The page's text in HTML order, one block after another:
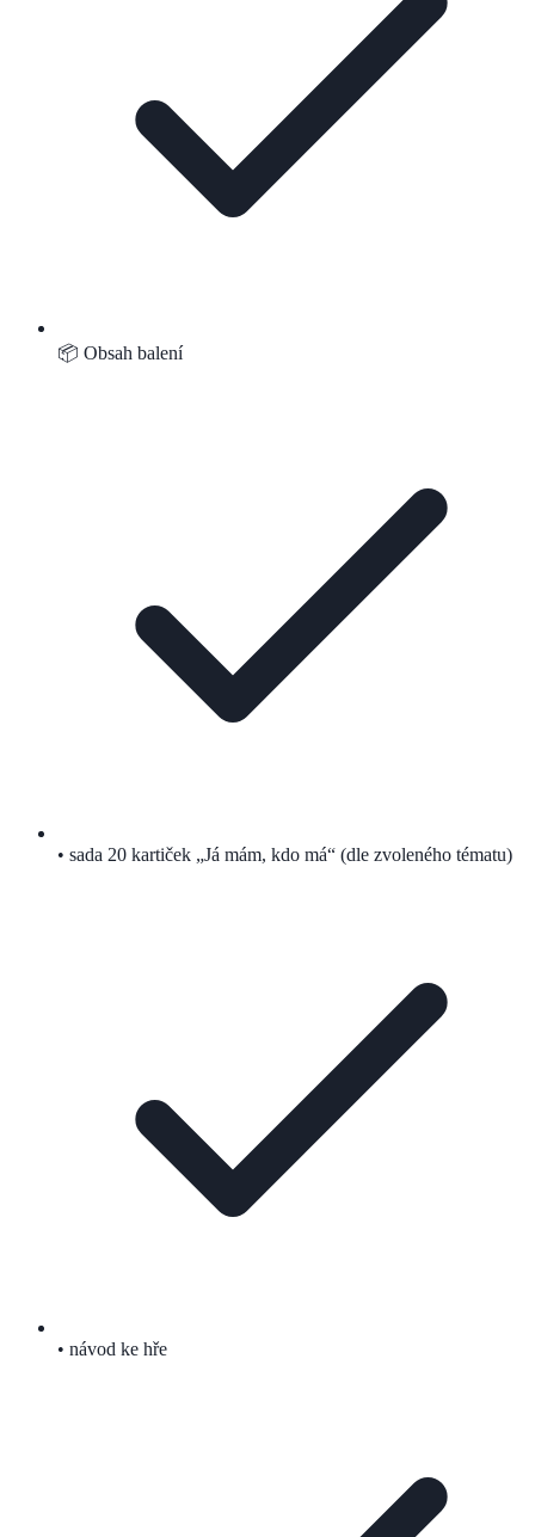
📦 Obsah balení
• sada 20 kartiček „Já mám, kdo má“ (dle zvoleného tématu)
• návod ke hře